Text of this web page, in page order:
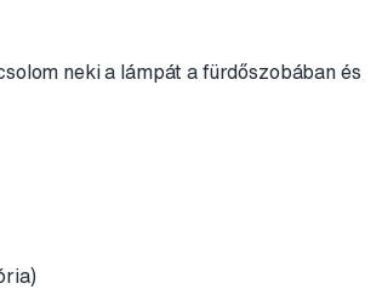
neki a lámpát a fürdőszobában és